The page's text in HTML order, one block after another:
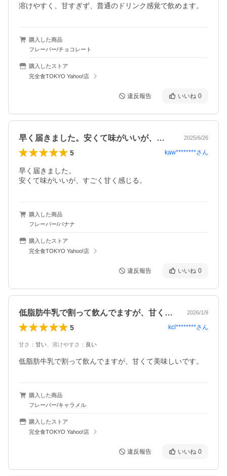
溶けやすく、甘すぎず、普通のドリンク感覚で飲めます。
購入した商品
フレーバー/チョコレート
購入したストア
完全食TOKYO Yahoo!店
違反報告 いいね 0
早く届きました。安くて味がいいが、すご… 2025/6/26
5 kaw********さん
早く届きました。
安くて味がいいが、すごく甘く感じる。
購入した商品
フレーバー/バナナ
購入したストア
完全食TOKYO Yahoo!店
違反報告 いいね 0
低脂肪牛乳で割って飲んでますが、甘くて… 2026/1/9
5 kcl********さん
甘さ ： 甘い 溶けやすさ ： 良い
購入した商品
フレーバー/キャラメル
購入したストア
完全食TOKYO Yahoo!店
違反報告 いいね 0